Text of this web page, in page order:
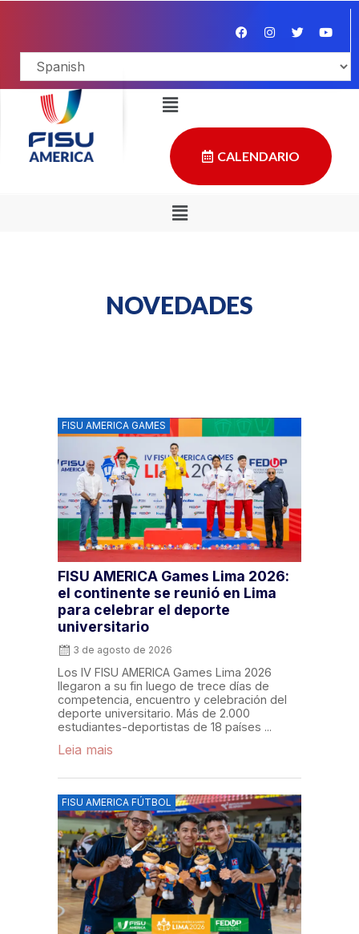
CALENDARIO
NOVEDADES
FISU AMERICA GAMES
FISU AMERICA Games Lima 2026:
el continente se reunió en Lima
para celebrar el deporte
universitario
3 de agosto de 2026
Los IV FISU AMERICA Games Lima 2026
llegaron a su fin luego de trece días de
competencia, encuentro y celebración del
deporte universitario. Más de 2.000
estudiantes-deportistas de 18 países ...
Leia mais
FISU AMERICA FÚTBOL